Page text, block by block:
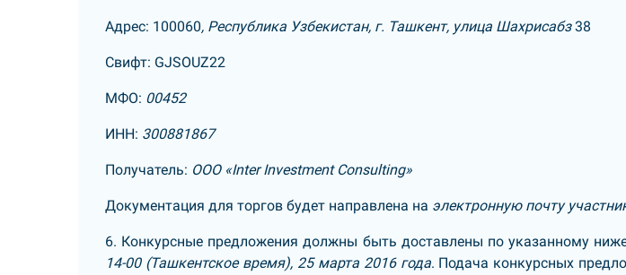
Адрес: 100060, Республика Узбекистан, г. Ташкент, улица Шахрисабз38
Свифт: GJSOUZ22
МФО: 00452
ИНН: 300881867
Получатель: ООО «Inter Investment Consulting»
Документация для торгов будет направлена на электронную почту
6. Конкурсные предложения должны быть доставлены по указанному
14-00 (Ташкентское время), 25 марта 2016 года. Подача конкурсных